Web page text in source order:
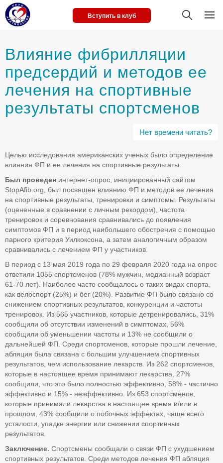
Вступить в клуб
Влияние фибрилляции
предсердий и методов ее
лечения на спортивные
результаты спортсменов
Нет времени читать?
Целью исследования американских ученых было определение
влияния ФП и ее лечения на спортивные результаты.
Был проведен интернет-опрос, инициированный сайтом
StopAfib.org, был посвящен влиянию ФП и методов ее лечения
на спортивные результаты, тренировки и симптомы. Результаты
(оцененные в сравнении с личным рекордом), частота
тренировок и соревнования сравнивались до появления
симптомов ФП и в период наибольшего обострения с помощью
парного критерия Уилкоксона, а затем аналогичным образом
сравнивались с лечением ФП у участников.
В период с 13 мая 2019 года по 29 февраля 2020 года на опрос
ответили 1055 спортсменов (78% мужчин, медианный возраст
61-70 лет). Наиболее часто сообщалось о таких видах спорта,
как велоспорт (25%) и бег (20%). Развитие ФП было связано со
снижением спортивных результатов, конкуренции и частоты
тренировок. Из 565 участников, которые детренировались, 31%
сообщили об отсутствии изменений в симптомах, 56%
сообщили об уменьшении частоты и 13% не сообщили о
дальнейшей ФП. Среди спортсменов, которые прошли лечение,
абляция была связана с большим улучшением спортивных
результатов, чем использование лекарств. Из 262 спортсменов,
которые в настоящее время принимают лекарства, 27%
сообщили, что это было полностью эффективно, 58% - частично
эффективно и 15% - неэффективно. Из 653 спортсменов,
которые принимали лекарства в настоящее время и/или в
прошлом, 43% сообщили о побочных эффектах, чаще всего
усталости, упадке энергии или снижении спортивных
результатов.
Заключение. Спортсмены сообщали о связи ФП с ухудшением
спортивных результатов. Среди методов лечения ФП абляция